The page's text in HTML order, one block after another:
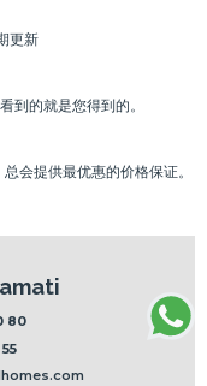
更新
到的就是您得到的。
会提供最优惠的价格保证。
80